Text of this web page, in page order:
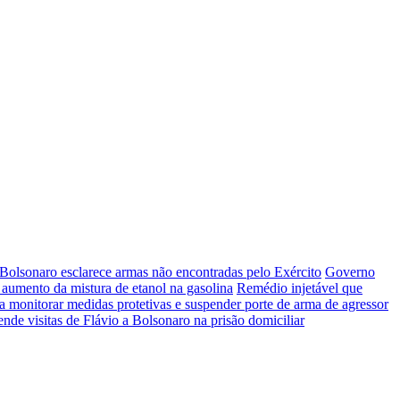
esclarece armas não encontradas pelo Exército Governo
da mistura de etanol na gasolina Remédio injetável que
monitorar medidas protetivas e suspender porte de arma de agressor
visitas de Flávio a Bolsonaro na prisão domiciliar